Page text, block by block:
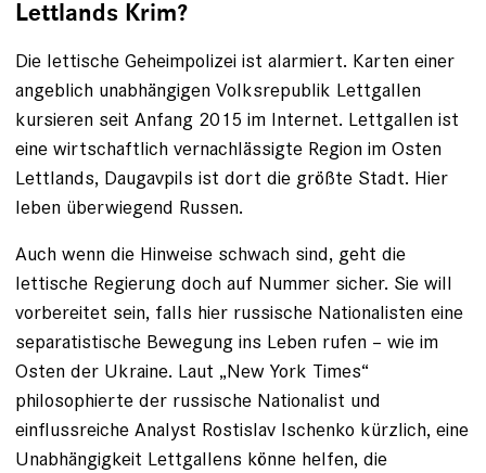
Lettlands Krim?
Die lettische Geheimpolizei ist alarmiert. Karten einer
angeblich unabhängigen Volksrepublik Lettgallen
kursieren seit Anfang 2015 im Internet. Lettgallen ist
eine wirtschaftlich vernachlässigte Region im Osten
Lettlands, Daugavpils ist dort die größte Stadt. Hier
leben überwiegend Russen.
Auch wenn die Hinweise schwach sind, geht die
lettische Regierung doch auf Nummer sicher. Sie will
vorbereitet sein, falls hier russische Nationalisten eine
separatistische Bewegung ins Leben rufen – wie im
Osten der Ukraine. Laut „New York Times“
philosophierte der russische Nationalist und
einflussreiche Analyst Rostislav Ischenko kürzlich, eine
Unabhängigkeit Lettgallens könne helfen, die